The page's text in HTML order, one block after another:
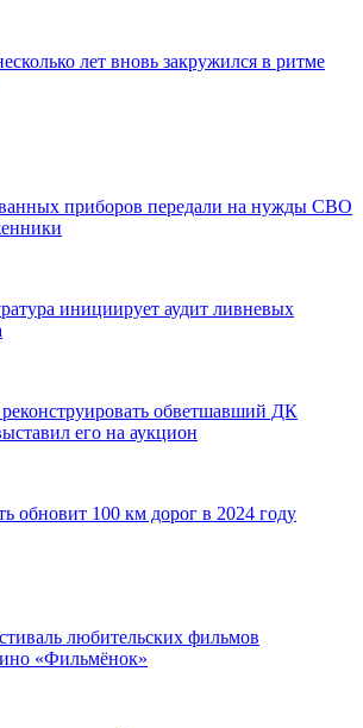
лет вновь закружился в ритме
приборов передали на нужды СВО
инициирует аудит ливневых
обветшавший ДК
его на аукцион
обновит 100 км дорог в 2024 году
любительских фильмов
«Фильмёнок»